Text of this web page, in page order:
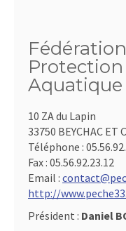
Aquatique
10 ZA du Lapin
33750 BEYCHAC ET
Téléphone :
Fax : 05.56.92.23.12
Email :
http://
Président : Daniel